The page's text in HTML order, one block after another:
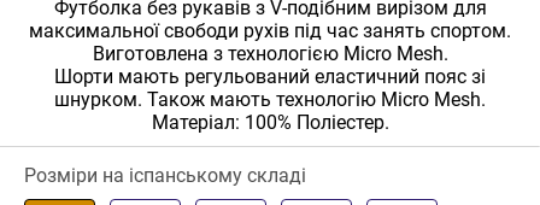
Футболка без рукавів з V-подібним вирізом для
максимальної свободи рухів під час занять спортом.
Виготовлена ​​з технологією Micro Mesh.
Шорти мають регульований еластичний пояс зі
шнурком. Також мають технологію Micro Mesh.
Матеріал: 100% Поліестер.
Розміри на іспанському складі